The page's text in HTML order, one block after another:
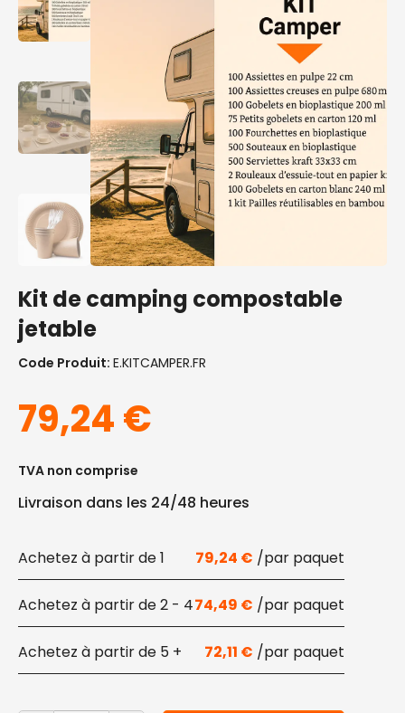
Kit de camping compostable
jetable
Code Produit: E.KITCAMPER.FR
79,24€
TVA non comprise
Livraison dans les 24/48 heures
1 79,24 €
2 - 474,49 €
5 + 72,11 €